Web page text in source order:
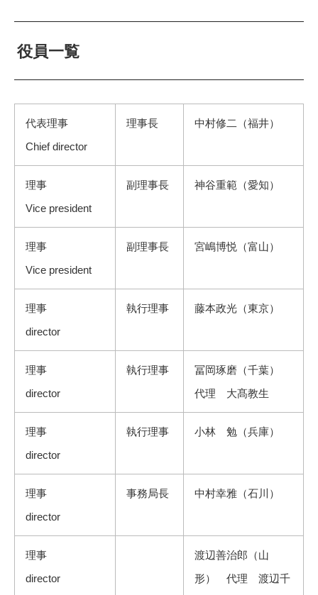
役員一覧
代表理事
Chief director
理事長 中村修二（福井）
理事
Vice president
副理事長 神谷重範（愛知）
理事
Vice president
副理事長 宮嶋博悦（富山）
理事
director
執行理事 藤本政光（東京）
理事
director
執行理事
冨岡琢磨（千葉）
代理 大髙教生
理事
director
執行理事 小林 勉（兵庫）
理事
director
事務局長 中村幸雅（石川）
理事
director
渡辺善治郎（山
形） 代理 渡辺千